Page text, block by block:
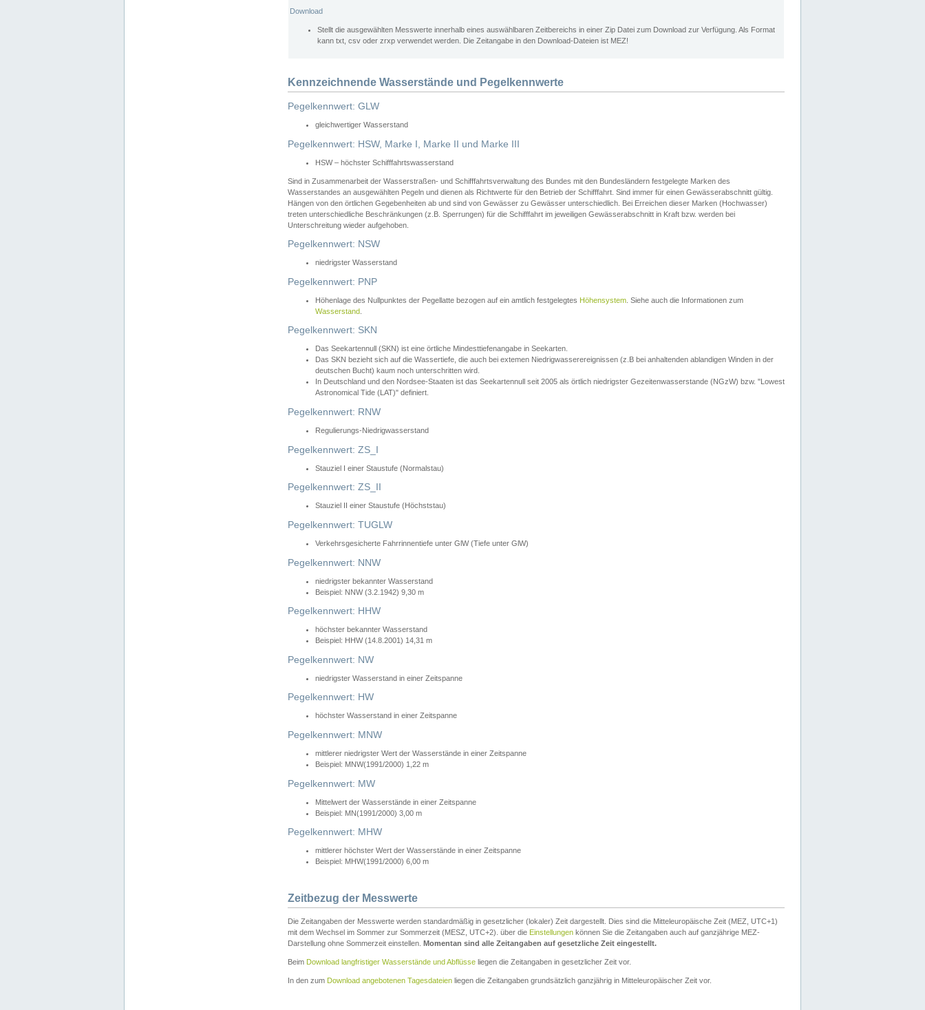
Download
Stellt die ausgewählten Messwerte innerhalb eines auswählbaren Zeitbereichs in einer Zip Datei zum Download zur Verfügung. Als Format
kann txt, csv oder zrxp verwendet werden. Die Zeitangabe in den Download-Dateien ist MEZ!
Kennzeichnende Wasserstände und Pegelkennwerte
Pegelkennwert: GLW
gleichwertiger Wasserstand
Pegelkennwert: HSW, Marke I, Marke II und Marke III
HSW – höchster Schifffahrtswasserstand
Sind in Zusammenarbeit der Wasserstraßen- und Schifffahrtsverwaltung des Bundes mit den Bundesländern festgelegte Marken des
Wasserstandes an ausgewählten Pegeln und dienen als Richtwerte für den Betrieb der Schifffahrt. Sind immer für einen Gewässerabschnitt gültig.
Hängen von den örtlichen Gegebenheiten ab und sind von Gewässer zu Gewässer unterschiedlich. Bei Erreichen dieser Marken (Hochwasser)
treten unterschiedliche Beschränkungen (z.B. Sperrungen) für die Schifffahrt im jeweiligen Gewässerabschnitt in Kraft bzw. werden bei
Unterschreitung wieder aufgehoben.
Pegelkennwert: NSW
niedrigster Wasserstand
Pegelkennwert: PNP
Höhenlage des Nullpunktes der Pegellatte bezogen auf ein amtlich festgelegtes Höhensystem . Siehe auch die Informationen zum
Wasserstand
Pegelkennwert: SKN
Das Seekartennull (SKN) ist eine örtliche Mindesttiefenangabe in Seekarten.
Das SKN bezieht sich auf die Wassertiefe, die auch bei extemen Niedrigwasserereignissen (z.B bei anhaltenden ablandigen Winden in der
deutschen Bucht) kaum noch unterschritten wird.
In Deutschland und den Nordsee-Staaten ist das Seekartennull seit 2005 als örtlich niedrigster Gezeitenwasserstande (NGzW) bzw. "Lowest
Astronomical Tide (LAT)" definiert.
Pegelkennwert: RNW
Regulierungs-Niedrigwasserstand
Pegelkennwert: ZS_I
Stauziel I einer Staustufe (Normalstau)
Pegelkennwert: ZS_II
Stauziel II einer Staustufe (Höchststau)
Pegelkennwert: TUGLW
Verkehrsgesicherte Fahrrinnentiefe unter GlW (Tiefe unter GlW)
Pegelkennwert: NNW
niedrigster bekannter Wasserstand
Beispiel: NNW (3.2.1942) 9,30 m
Pegelkennwert: HHW
höchster bekannter Wasserstand
Beispiel: HHW (14.8.2001) 14,31 m
Pegelkennwert: NW
niedrigster Wasserstand in einer Zeitspanne
Pegelkennwert: HW
höchster Wasserstand in einer Zeitspanne
Pegelkennwert: MNW
mittlerer niedrigster Wert der Wasserstände in einer Zeitspanne
Beispiel: MNW(1991/2000) 1,22 m
Pegelkennwert: MW
Mittelwert der Wasserstände in einer Zeitspanne
Beispiel: MN(1991/2000) 3,00 m
Pegelkennwert: MHW
mittlerer höchster Wert der Wasserstände in einer Zeitspanne
Beispiel: MHW(1991/2000) 6,00 m
Zeitbezug der Messwerte
Die Zeitangaben der Messwerte werden standardmäßig in gesetzlicher (lokaler) Zeit dargestellt. Dies sind die Mitteleuropäische Zeit (MEZ, UTC+1)
mit dem Wechsel im Sommer zur Sommerzeit (MESZ, UTC+2). über die Einstellungen können Sie die Zeitangaben auch auf ganzjährige MEZ-
Darstellung ohne Sommerzeit einstellen. Momentan sind alle Zeitangaben auf gesetzliche Zeit eingestellt.
Beim Download langfristiger Wasserstände und Abflüsse liegen die Zeitangaben in gesetzlicher Zeit vor.
In den zum Download angebotenen Tagesdateien liegen die Zeitangaben grundsätzlich ganzjährig in Mitteleuropäischer Zeit vor.